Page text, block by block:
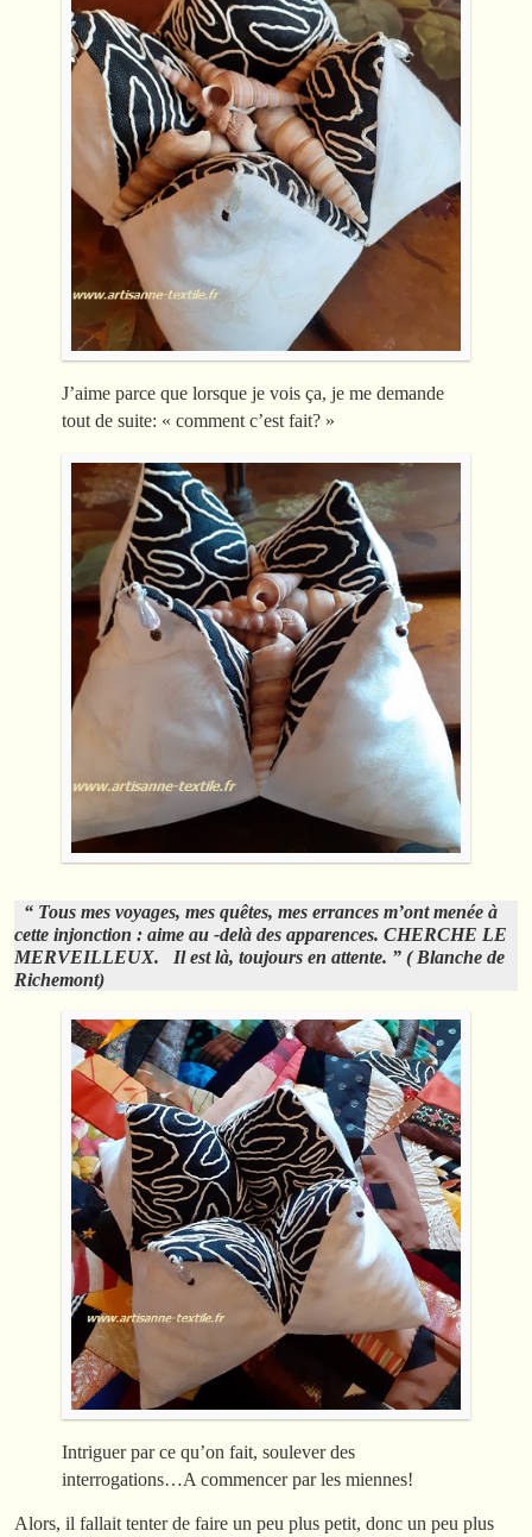
J’aime parce que lorsque je vois ça, je me demande
tout de suite: « comment c’est fait? »
“ Tous mes voyages, mes quêtes, mes errances m’ont menée à
cette injonction : aime au -delà des apparences. CHERCHE LE
MERVEILLEUX. Il est là, toujours en attente. ” ( Blanche de
Richemont)
Intriguer par ce qu’on fait, soulever des
interrogations…A commencer par les miennes!
Alors, il fallait tenter de faire un peu plus petit, donc un peu plus